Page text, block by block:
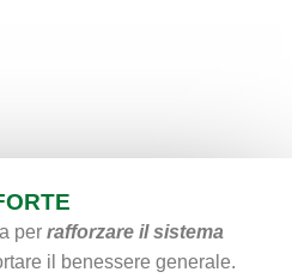
perrafforzare il sistema
il benessere generale.